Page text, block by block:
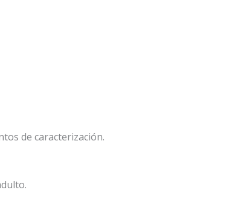
de caracterización.